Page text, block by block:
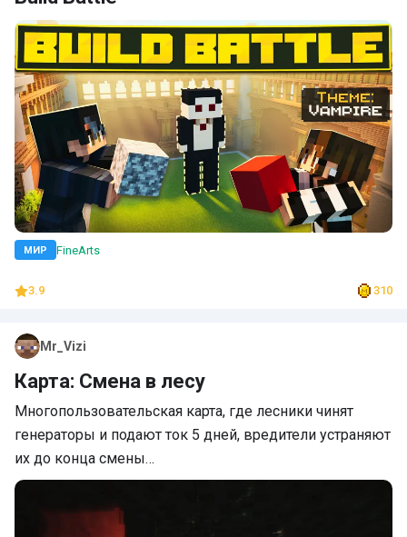
МИР FineArts
3.9 310
Mr_Vizi
Карта: Смена в лесу
Многопользовательская карта, где лесники чинят
генераторы и подают ток 5 дней, вредители устраняют
их до конца смены…